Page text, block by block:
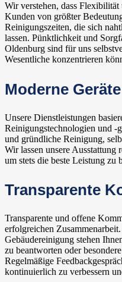
Wir verstehen, dass
Kunden von größter
Reinigungszeiten, die sich
lassen. Pünktlichkeit und
Oldenburg sind für uns
Wesentliche konzentrieren
Moderne Geräte
Unsere Dienstleistungen
Reinigungstechnologien und -
und gründliche Reinigung,
Wir lassen unsere Ausstattung
um stets die beste Leistung zu
Transparente
Transparente und offene
erfolgreichen
Gebäudereinigung stehen
zu beantworten oder
Regelmäßige
kontinuierlich zu verbessern